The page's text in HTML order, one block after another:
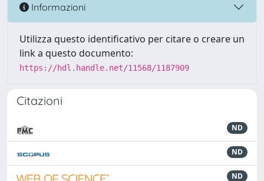
Informazioni
Utilizza questo identificativo per citare o creare un
link a questo documento:
https://hdl.handle.net/11568/1187909
Citazioni
ND
ND
ND